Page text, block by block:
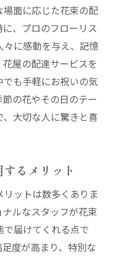
面に応じた花束の配
、プロのフローリス
々に感動を与え、記憶
屋の配達サービスを
も手軽にお祝いの気
の花やその日のテー
大切な人に驚きと喜
るメリット
ットは数多くありま
ルなスタッフが花束
届けてくれる点で
度が高まり、特別な